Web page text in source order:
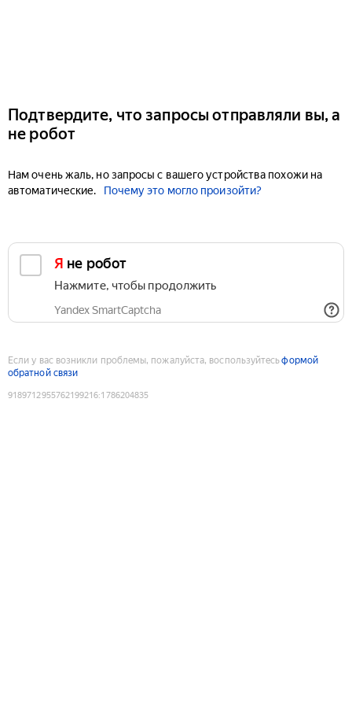
Подтвердите, что запросы отправляли вы, а
не робот
Нам очень жаль, но запросы с вашего устройства похожи на
автоматические.
Почему это могло произойти?
Я не робот
Нажмите, чтобы продолжить
Yandex SmartCaptcha
Если у вас возникли проблемы, пожалуйста, воспользуйтесьформой
обратной связи
9189712955762199216:1786204835